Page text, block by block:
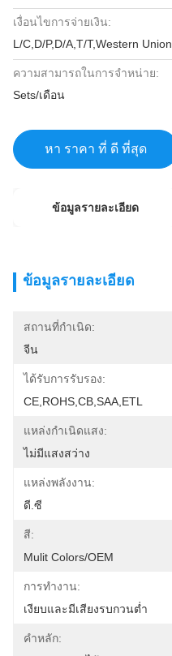
เงื่อนไขการจ่ายเงิน:
L/C,D/P,D/A,T/T,Western Union,
ความสามารถในการจําหน่าย:
Sets/เดือน
หา ราคา ที่ ดี ที่สุด
ข้อมูลรายละเอียด
ข้อมูลรายละเอียด
สถานที่กำเนิด:
จีน
ได้รับการรับรอง:
CE,ROHS,CB,SAA,ETL
แหล่งกำเนิดแสง:
ไม่มีแสงสว่าง
แหล่งพลังงาน:
ดี.ซี
สี:
Mulit Colors/OEM
การทำงาน:
เงียบและมีเสียงรบกวนต่ำ
คำหลัก: